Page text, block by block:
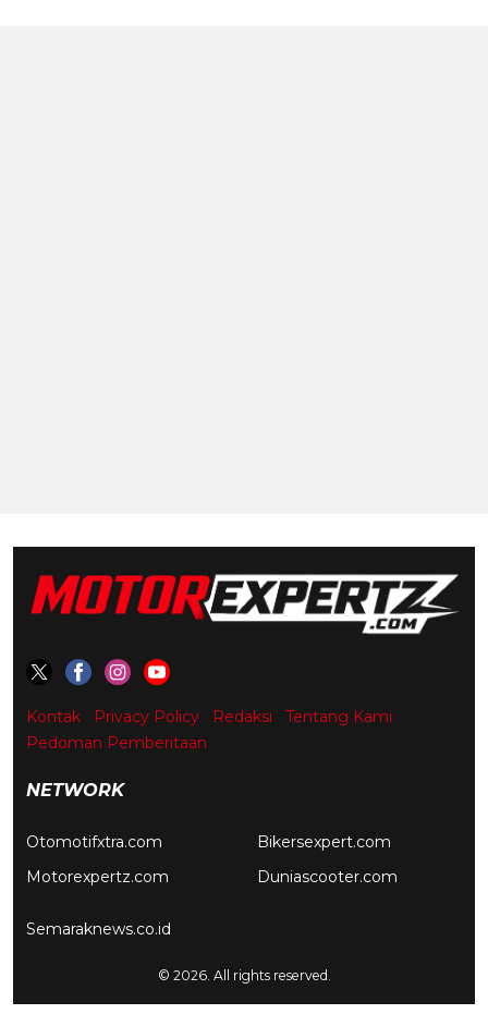
Kontak Privacy Policy Redaksi
Tentang Kami
Pedoman Pemberitaan
NETWORK
Otomotifxtra.com
Motorexpertz.com
Bikersexpert.com
Duniascooter.com
Semaraknews.co.id
© 2026. All rights reserved.